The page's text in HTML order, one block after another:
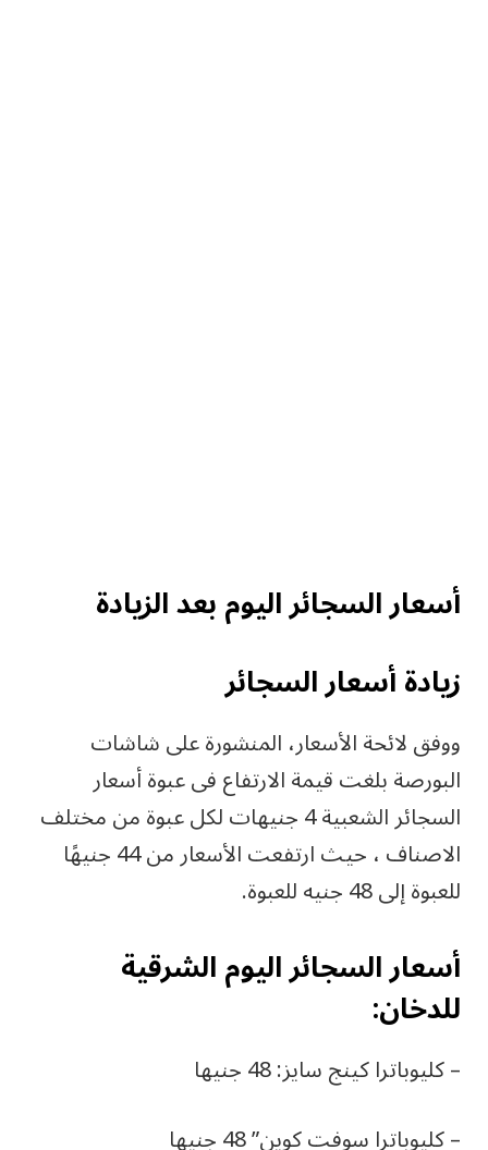
أسعار السجائر اليوم بعد الزيادة
زيادة أسعار السجائر
ووفق لائحة الأسعار، المنشورة على شاشات
البورصة بلغت قيمة الارتفاع فى عبوة أسعار
السجائر الشعبية 4 جنيهات لكل عبوة من مختلف
الاصناف ، حيث ارتفعت الأسعار من 44 جنيهًا
للعبوة إلى 48 جنيه للعبوة.
أسعار السجائر اليوم الشرقية
للدخان:
– كليوباترا كينج سايز: 48 جنيها
– كليوباترا سوفت كوين” 48 جنيها